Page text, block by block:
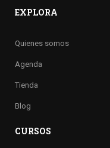
EXPLORA
Quienes somos
Agenda
Tienda
Blog
CURSOS